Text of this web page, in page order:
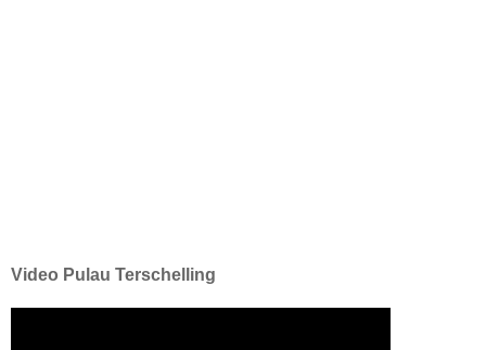
Video Pulau Terschelling